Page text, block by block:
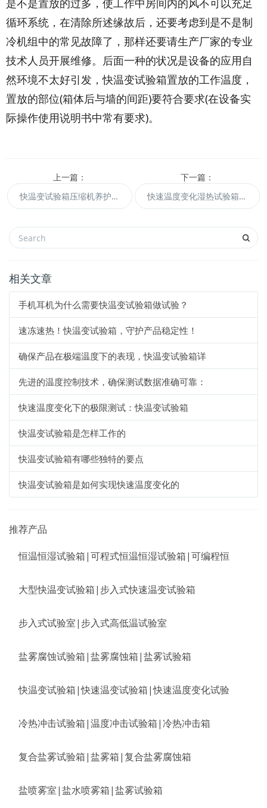
是不是置放的过多，使工作中房间内的风不可以充足
循环系统，在清除所述缘故后，还要考虑到是不是制
冷机组中的常见故障了，那样还要请生产厂家的专业
技术人员开展维修。后面一种的状况是设备的应用自
然环境不太好引发，快温变试验箱置放的工作温度，
置放的部位(箱体后与墙的间距)要符合要求(在设备实
际操作使用说明书中常有要求)。
上一篇：
快温变试验箱压缩机养护经验
下一篇：
快速温度变化湿热试验箱具有8个性能特点
相关文章
手机耳机为什么需要快温变试验箱做试验？
速冻速热！快温变试验箱，守护产品稳定性！
确保产品在极端温度下的表现，快温变试验箱详
先进的温度控制技术，确保测试数据准确可靠：
快速温度变化下的极限测试：快温变试验箱
快温变试验箱是怎样工作的
快温变试验箱有哪些独特的要点
快温变试验箱是如何实现快速温度变化的
推荐产品
恒温恒湿试验箱|可程式恒温恒湿试验箱|可编程恒
大型快温变试验箱|步入式快速温变试验箱
步入式试验室|步入式高低温试验室
盐雾腐蚀试验箱|盐雾腐蚀箱|盐雾试验箱
快温变试验箱|快速温变试验箱|快速温度变化试验
冷热冲击试验箱|温度冲击试验箱|冷热冲击箱
复合盐雾试验箱|盐雾箱|复合盐雾腐蚀箱
盐喷雾室|盐水喷雾箱|盐雾试验箱